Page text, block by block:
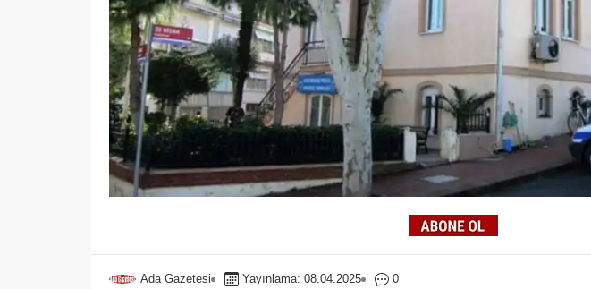
Ada Gazetesi Yayınlama: 08.04.2025 0